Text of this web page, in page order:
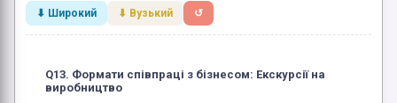
⬇ Широкий ⬇ Вузький ↺
Q13. Формати співпраці з бізнесом: Екскурсії на
виробництво